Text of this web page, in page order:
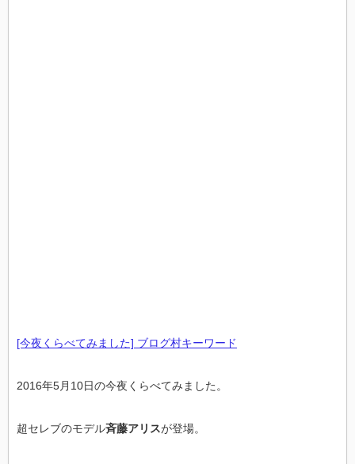
[今夜くらべてみました] ブログ村キーワード
2016年5月10日の今夜くらべてみました。
超セレブのモデル斉藤アリスが登場。